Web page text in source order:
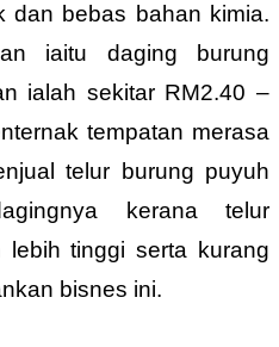
dan bebas bahan kimia.
iaitu daging burung
ialah sekitar RM2.40 –
tempatan merasa
telur burung puyuh
kerana telur
lebih tinggi serta kurang
bisnes ini.